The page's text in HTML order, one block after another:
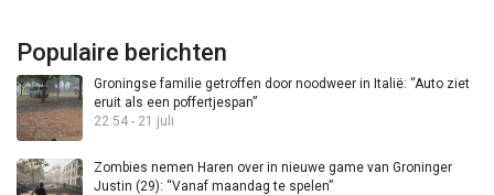
Populaire berichten
Groningse familie getroffen door noodweer in Italië: “Auto ziet
eruit als een poffertjespan”
22:54 - 21 juli
Zombies nemen Haren over in nieuwe game van Groninger
Justin (29): “Vanaf maandag te spelen”